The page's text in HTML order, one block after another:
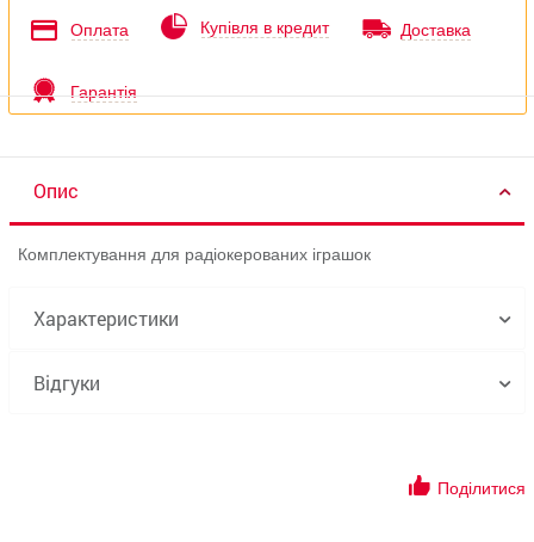
Оплата Купівля в кредит Доставка
Гарантія
Опис
Комплектування для радіокерованих іграшок
Характеристики
Відгуки
Поділитися